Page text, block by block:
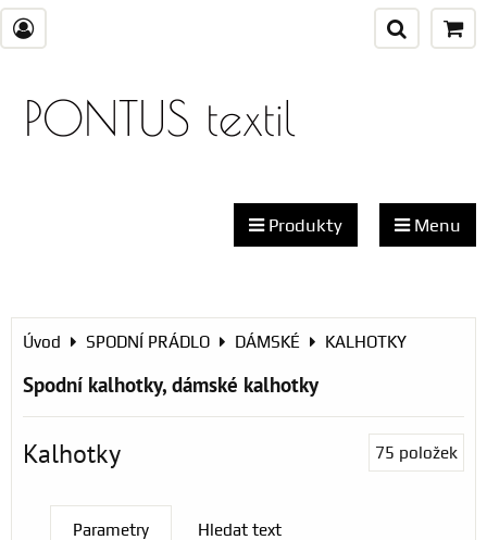
PONTUS textil
Produkty Menu
Úvod SPODNÍ PRÁDLO DÁMSKÉ KALHOTKY
Spodní kalhotky, dámské kalhotky
Kalhotky 75 položek
Parametry Hledat text